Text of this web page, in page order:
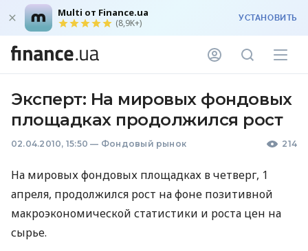
Multi от Finance.ua
(8,9K+) УСТАНОВИТЬ
Эксперт: На мировых фондовых
площадках продолжился рост
02.04.2010, 15:50 — Фондовый рынок 214
На мировых фондовых площадках в четверг, 1
апреля, продолжился рост на фоне позитивной
макроэкономической статистики и роста цен на
сырье.